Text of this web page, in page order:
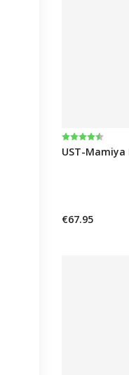
Bewertung:
4.8 von 5
UST-Mamiya
€67.95